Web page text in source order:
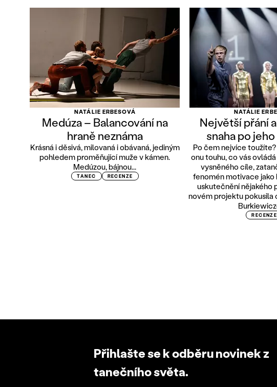
NATÁLIE ERBESOVÁ
Medúza – Balancování na
hraně neznáma
Krásná i děsivá, milovaná i obávaná, jediným
pohledem proměňující muže v kámen.
Medúzou, bájnou...
TANEC RECENZE
NATÁLIE
Největší přání
snaha po
Po čem nejvíce
onu touhu, co vás
vysněného cíle,
fenomén motivace jako
uskutečnění nějakého
novém projektu pokusila
RECENZE
Přihlašte se k odběru novinek z
tanečního světa.